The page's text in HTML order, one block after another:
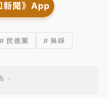
新聞》App
# 民進黨 # 吳崢